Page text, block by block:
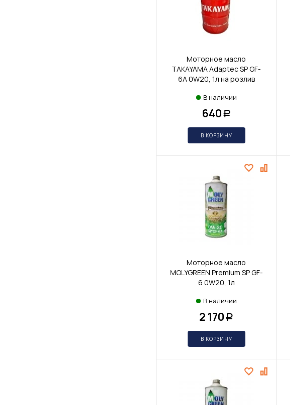
Моторное масло
TAKAYAMA Adaptec SP GF-
6A 0W20, 1л на розлив
В наличии
640 Р
В КОРЗИНУ
Моторное масло
MOLYGREEN Premium SP GF-
6 0W20, 1л
В наличии
2 170 Р
В КОРЗИНУ